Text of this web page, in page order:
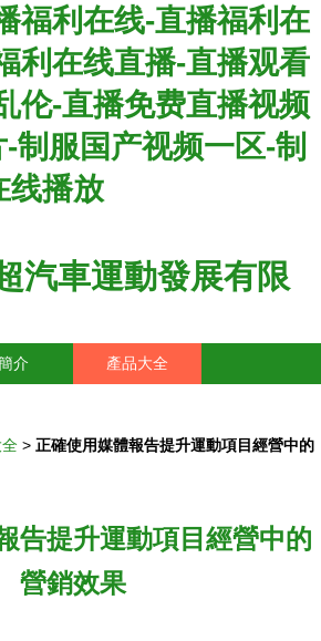
福利在线-直播福利在
利在线直播-直播观看
伦-直播免费直播视频
制服国产视频一区-制
线播放
汽車運動發展有限
介 產品大全
> 正確使用媒體報告提升運動項目經營中的
告提升運動項目經營中的
營銷效果